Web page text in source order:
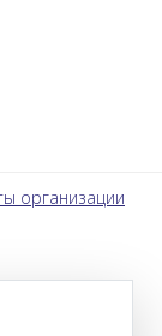
организации